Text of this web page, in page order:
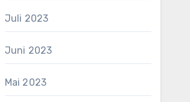
Juli 2023
Juni 2023
Mai 2023